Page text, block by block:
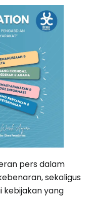
pers dalam
sekaligus
kebijakan yang